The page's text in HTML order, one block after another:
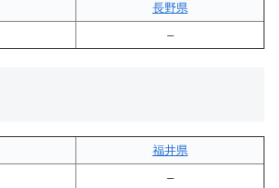
長野県
–
福井県
–